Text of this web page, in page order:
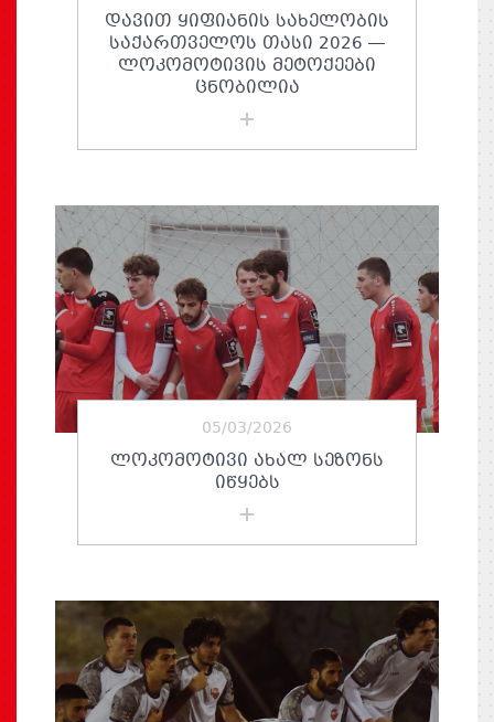
ᲓᲐᲕᲘᲗ ᲧᲘᲤᲘᲐᲜᲘᲡ ᲡᲐᲮᲔᲚᲝᲑᲘᲡ
ᲡᲐᲥᲐᲠᲗᲕᲔᲚᲝᲡ ᲗᲐᲡᲘ 2026 —
ᲚᲝᲙᲝᲛᲝᲢᲘᲕᲘᲡ ᲛᲔᲢᲝᲥᲔᲔᲑᲘ
ᲪᲜᲝᲑᲘᲚᲘᲐ
05/03/2026
ᲚᲝᲙᲝᲛᲝᲢᲘᲕᲘ ᲐᲮᲐᲚ ᲡᲔᲖᲝᲜᲡ
ᲘᲬᲧᲔᲑᲡ